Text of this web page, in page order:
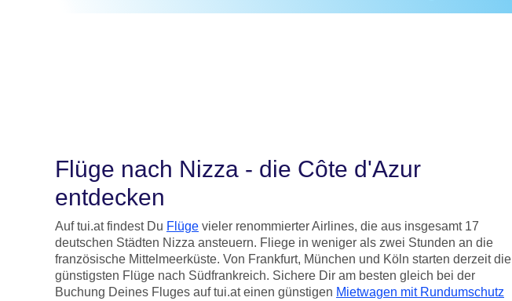
Flüge nach Nizza - die Côte d'Azur
entdecken
Auf tui.at findest Du Flüge vieler renommierter Airlines, die aus insgesamt 17
deutschen Städten Nizza ansteuern. Fliege in weniger als zwei Stunden an die
französische Mittelmeerküste. Von Frankfurt, München und Köln starten derzeit die
günstigsten Flüge nach Südfrankreich. Sichere Dir am besten gleich bei der
Buchung Deines Fluges auf tui.at einen günstigen Mietwagen mit Rundumschutz